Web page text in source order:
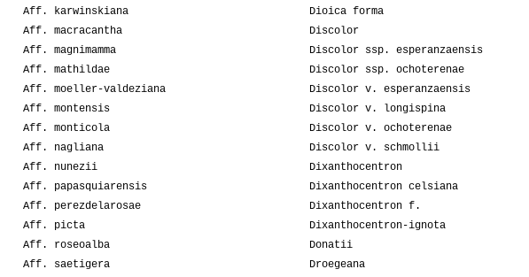
Aff. karwinskiana
Aff. macracantha
Aff. magnimamma
Aff. mathildae
Aff. moeller-valdeziana
Aff. montensis
Aff. monticola
Aff. nagliana
Aff. nunezii
Aff. papasquiarensis
Aff. perezdelarosae
Aff. picta
Aff. roseoalba
Aff. saetigera
Dioica forma
Discolor
Discolor ssp. esperanzaensis
Discolor ssp. ochoterenae
Discolor v. esperanzaensis
Discolor v. longispina
Discolor v. ochoterenae
Discolor v. schmollii
Dixanthocentron
Dixanthocentron celsiana
Dixanthocentron f.
Dixanthocentron-ignota
Donatii
Droegeana